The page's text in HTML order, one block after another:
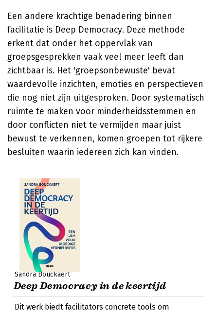
Een andere krachtige benadering binnen
facilitatie is Deep Democracy. Deze methode
erkent dat onder het oppervlak van
groepsgesprekken vaak veel meer leeft dan
zichtbaar is. Het 'groepsonbewuste' bevat
waardevolle inzichten, emoties en perspectieven
die nog niet zijn uitgesproken. Door systematisch
ruimte te maken voor minderheidsstemmen en
door conflicten niet te vermijden maar juist
bewust te verkennen, komen groepen tot rijkere
besluiten waarin iedereen zich kan vinden.
Sandra Bouckaert
Deep Democracy in de keertijd
Dit werk biedt facilitators concrete tools om